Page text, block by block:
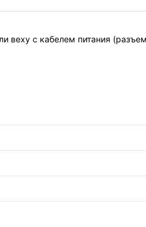
веху с кабелем питания